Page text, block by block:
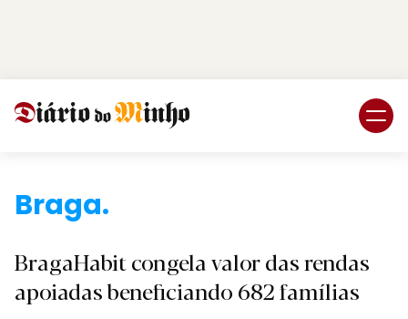
B.
BragaHabit congela valor das rendas
apoiadas beneficiando 682 famílias